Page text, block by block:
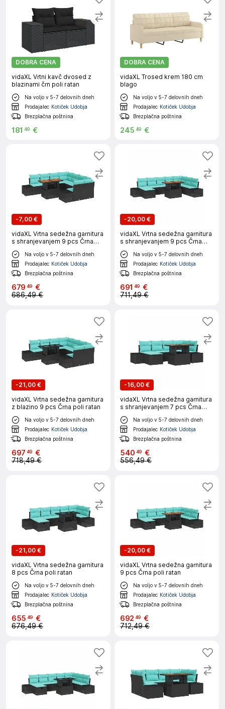
DOBRA CENA
vidaXL Vrtni kavč dvosed z
blazinami črn poli ratan
Na voljo v 5-7 delovnih dneh
Prodajalec Kotiček Udobja
Brezplačna poštnina
181 49 €
DOBRA CENA
vidaXL Trosed krem 180 cm
blago
Na voljo v 5-7 delovnih dneh
Prodajalec Kotiček Udobja
Brezplačna poštnina
245 49 €
-7,00 €
vidaXL Vrtna sedežna garnitura
s shranjevanjem 9 pcs Črna
Poly ratan
Na voljo v 5-7 delovnih dneh
Prodajalec Kotiček Udobja
Brezplačna poštnina
679 49 €
686,49 €
-20,00 €
vidaXL Vrtna sedežna garnitura
s shranjevanjem 9 pcs Črna
Poly ratan
Na voljo v 5-7 delovnih dneh
Prodajalec Kotiček Udobja
Brezplačna poštnina
691 49 €
711,49 €
-21,00 €
vidaXL Vrtna sedežna garnitura
z blazino 9 pcs Črna poli ratan
Na voljo v 5-7 delovnih dneh
Prodajalec Kotiček Udobja
Brezplačna poštnina
697 49 €
718,49 €
-16,00 €
vidaXL Vrtna sedežna garnitura
s shranjevanjem 7 pcs Črna
Poly ratan
Na voljo v 5-7 delovnih dneh
Prodajalec Kotiček Udobja
Brezplačna poštnina
540 49 €
556,49 €
-21,00 €
vidaXL Vrtna sedežna garnitura
8 pcs Črna poli ratan
Na voljo v 5-7 delovnih dneh
Prodajalec Kotiček Udobja
Brezplačna poštnina
655 49 €
676,49 €
-20,00 €
vidaXL Vrtna sedežna garnitura
9 pcs Črna poli ratan
Na voljo v 5-7 delovnih dneh
Prodajalec Kotiček Udobja
Brezplačna poštnina
692 49 €
712,49 €